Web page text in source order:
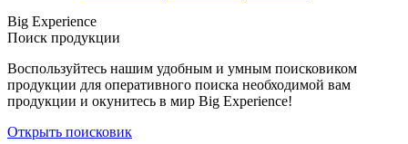
Big Experience
Поиск продукции
Воспользуйтесь нашим удобным и умным поисковиком
продукции для оперативного поиска необходимой вам
продукции и окунитесь в мир Big Experience!
Открыть поисковик